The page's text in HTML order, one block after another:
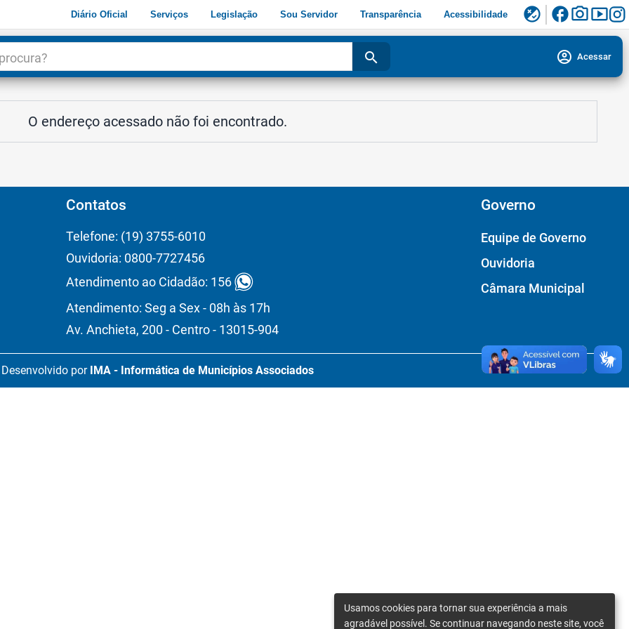
Diário Oficial Serviços Legislação Sou Servidor Transparência Acessibilidade flaky facebookphoto_camerasmart_display
search account_circle Acessar
O endereço acessado não foi encontrado.
Contatos
Telefone: (19) 3755-6010
Ouvidoria: 0800-7727456
Atendimento ao Cidadão: 156
Atendimento: Seg a Sex - 08h às 17h
Av. Anchieta, 200 - Centro - 13015-904
Governo
Equipe de Governo
Ouvidoria
Câmara Municipal
Desenvolvido por IMA - Informática de Municípios Associados
Usamos cookies para tornar sua experiência a mais
agradável possível. Se continuar navegando neste site, você